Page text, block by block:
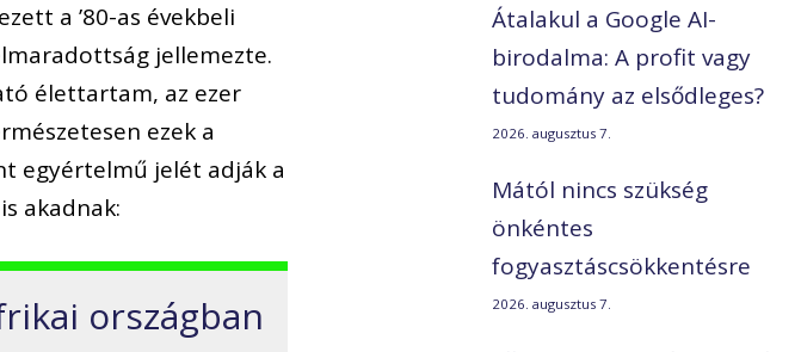
a ’80-as évekbeli
jellemezte.
élettartam, az ezer
ezek a
egyértelmű jelét adják a
akadnak:
országban
Átalakul a Google AI-
birodalma: A profit vagy
tudomány az elsődleges?
2026. augusztus 7.
Mától nincs szükség
önkéntes
fogyasztáscsökkentésre
2026. augusztus 7.